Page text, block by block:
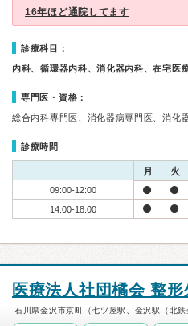
16年ほど通院してます
診療科目：
内科、循環器内科、消化器内科、在宅医
専門医・資格：
総合内科専門医、消化器病専門医、消化
診療時間
月 火
09:00-12:00
14:00-18:00
医療法人社団橘会 整
石川県金沢市京町（七ツ屋駅、金沢駅（北鉄